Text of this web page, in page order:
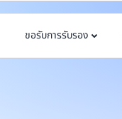
ขอรับการรับรอง